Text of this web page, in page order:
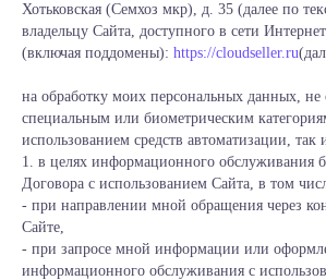
Хотьковская (Семхоз мкр), д. 35 (далее по
владельцу Сайта, доступного в сети
(включая поддомены): https://cloudseller.ru
на обработку моих персональных данных, не
специальным или биометрическим
использованием средств автоматизации, так
1. в целях информационного обслуживания
Договора с использованием Сайта, в том
- при направлении мной обращения через
Сайте,
- при запросе мной информации или
информационного обслуживания с